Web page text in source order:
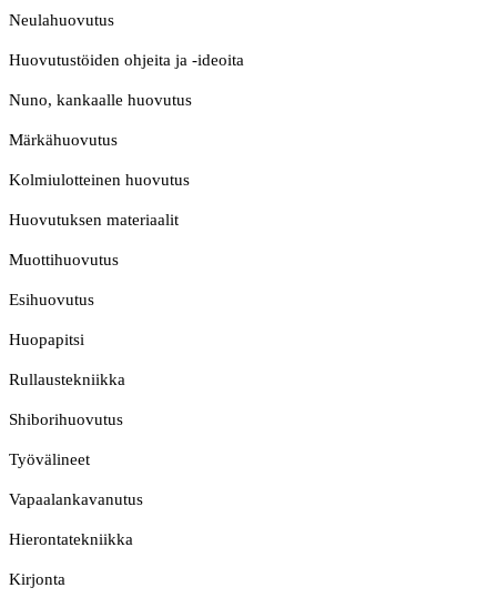
Neulahuovutus
Huovutustöiden ohjeita ja -ideoita
Nuno, kankaalle huovutus
Märkähuovutus
Kolmiulotteinen huovutus
Huovutuksen materiaalit
Muottihuovutus
Esihuovutus
Huopapitsi
Rullaustekniikka
Shiborihuovutus
Työvälineet
Vapaalankavanutus
Hierontatekniikka
Kirjonta